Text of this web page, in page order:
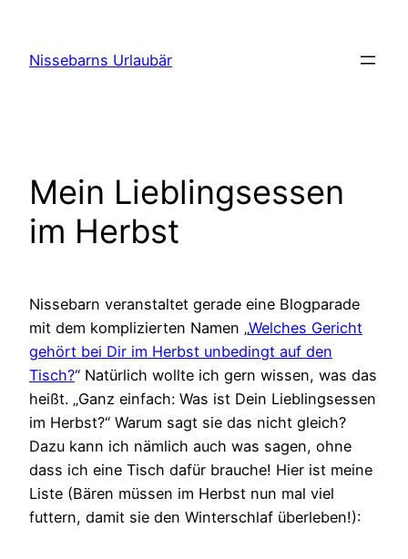
springen
Nissebarns Urlaubär
Mein Lieblingsessen
im Herbst
Nissebarn veranstaltet gerade eine Blogparade
mit dem komplizierten Namen „Welches Gericht
gehört bei Dir im Herbst unbedingt auf den
Tisch?“ Natürlich wollte ich gern wissen, was das
heißt. „Ganz einfach: Was ist Dein Lieblingsessen
im Herbst?“ Warum sagt sie das nicht gleich?
Dazu kann ich nämlich auch was sagen, ohne
dass ich eine Tisch dafür brauche! Hier ist meine
Liste (Bären müssen im Herbst nun mal viel
futtern, damit sie den Winterschlaf überleben!):